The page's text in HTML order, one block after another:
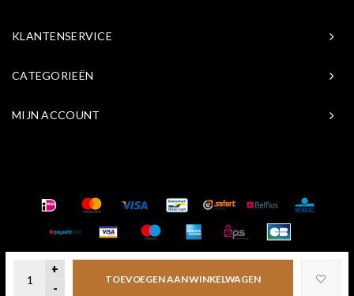
+
-
TOEVOEGEN AAN WINKELWAGEN
KLANTENSERVICE
CATEGORIEËN
MIJN ACCOUNT